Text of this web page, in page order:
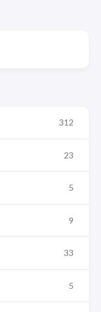
312
23
5
9
33
5